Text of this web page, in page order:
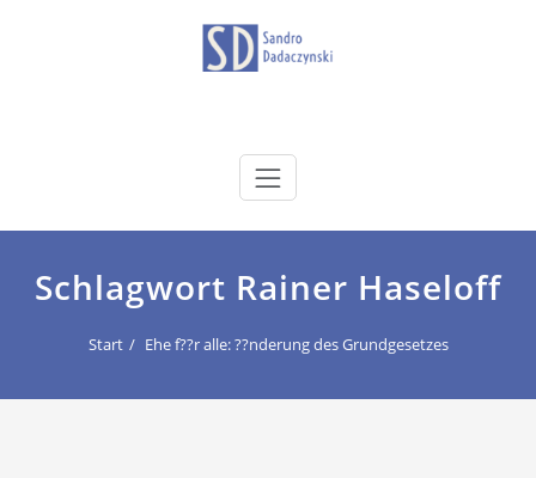
dadaczynski.de
Schlagwort Rainer Haseloff
Start Ehe f??r alle: ??nderung des Grundgesetzes